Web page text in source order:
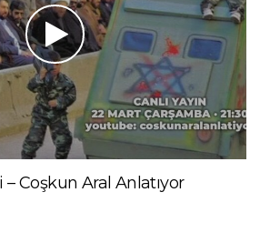
Coşkun Aral Anlatıyor